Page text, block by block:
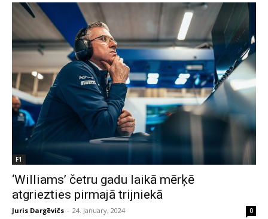
F1
‘Williams’ četru gadu laikā mērķē
atgriezties pirmajā trijniekā
Juris Dargēvičs - 24. January, 2024 0